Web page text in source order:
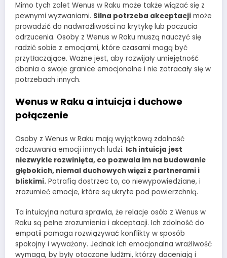
Mimo tych zalet Wenus w Raku może także wiązać się z
pewnymi wyzwaniami. Silna potrzeba akceptacji może
prowadzić do nadwrażliwości na krytykę lub poczucia
odrzucenia. Osoby z Wenus w Raku muszą nauczyć się
radzić sobie z emocjami, które czasami mogą być
przytłaczające. Ważne jest, aby rozwijały umiejętność
dbania o swoje granice emocjonalne i nie zatracały się w
potrzebach innych.
Wenus w Raku a intuicja i duchowe
połączenie
Osoby z Wenus w Raku mają wyjątkową zdolność
odczuwania emocji innych ludzi. Ich intuicja jest
niezwykle rozwinięta, co pozwala im na budowanie
głębokich, niemal duchowych więzi z partnerami i
bliskimi. Potrafią dostrzec to, co niewypowiedziane, i
zrozumieć emocje, które są ukryte pod powierzchnią.
Ta intuicyjna natura sprawia, że relacje osób z Wenus w
Raku są pełne zrozumienia i akceptacji. Ich zdolność do
empatii pomaga rozwiązywać konflikty w sposób
spokojny i wyważony. Jednak ich emocjonalna wrażliwość
wymaga, by były otoczone ludźmi, którzy doceniają i